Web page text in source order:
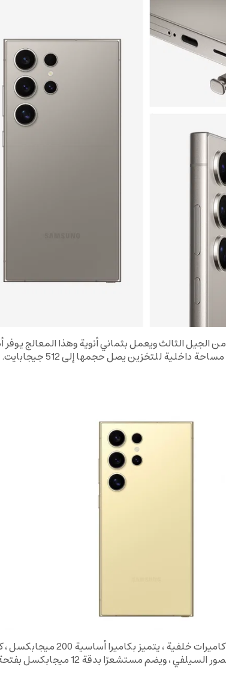
يمتلك هاتف سامسونج معالج قوي من نوع كوالكوم سناب دراجون 8 من الجيل الثالث ويعمل